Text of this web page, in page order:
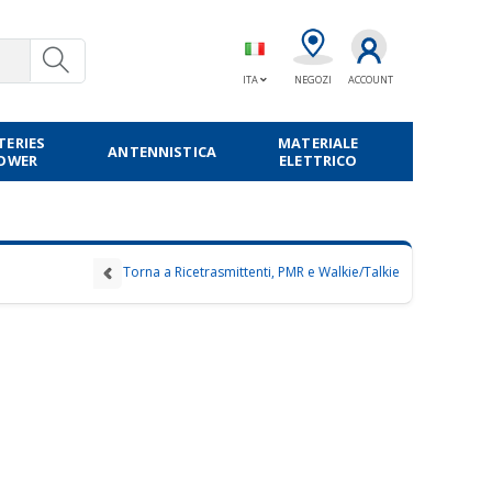
ITA NEGOZI ACCOUNT
ANTENNISTICA
MATERIALE
ELETTRICO
Torna a Ricetrasmittenti, PMR e Walkie/Talkie